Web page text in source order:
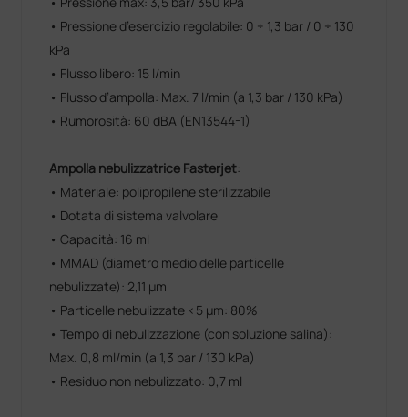
• Pressione d’esercizio regolabile: 0 ÷ 1,3 bar / 0 ÷ 130
kPa
• Flusso libero: 15 l/min
• Flusso d’ampolla: Max. 7 l/min (a 1,3 bar / 130 kPa)
• Rumorosità: 60 dBA (EN13544-1)
Ampolla nebulizzatrice Fasterjet:
• Materiale: polipropilene sterilizzabile
• Dotata di sistema valvolare
• Capacità: 16 ml
• MMAD (diametro medio delle particelle
nebulizzate): 2,11 μm
• Particelle nebulizzate <5 µm: 80%
• Tempo di nebulizzazione (con soluzione salina):
Max. 0,8 ml/min (a 1,3 bar / 130 kPa)
• Residuo non nebulizzato: 0,7 ml